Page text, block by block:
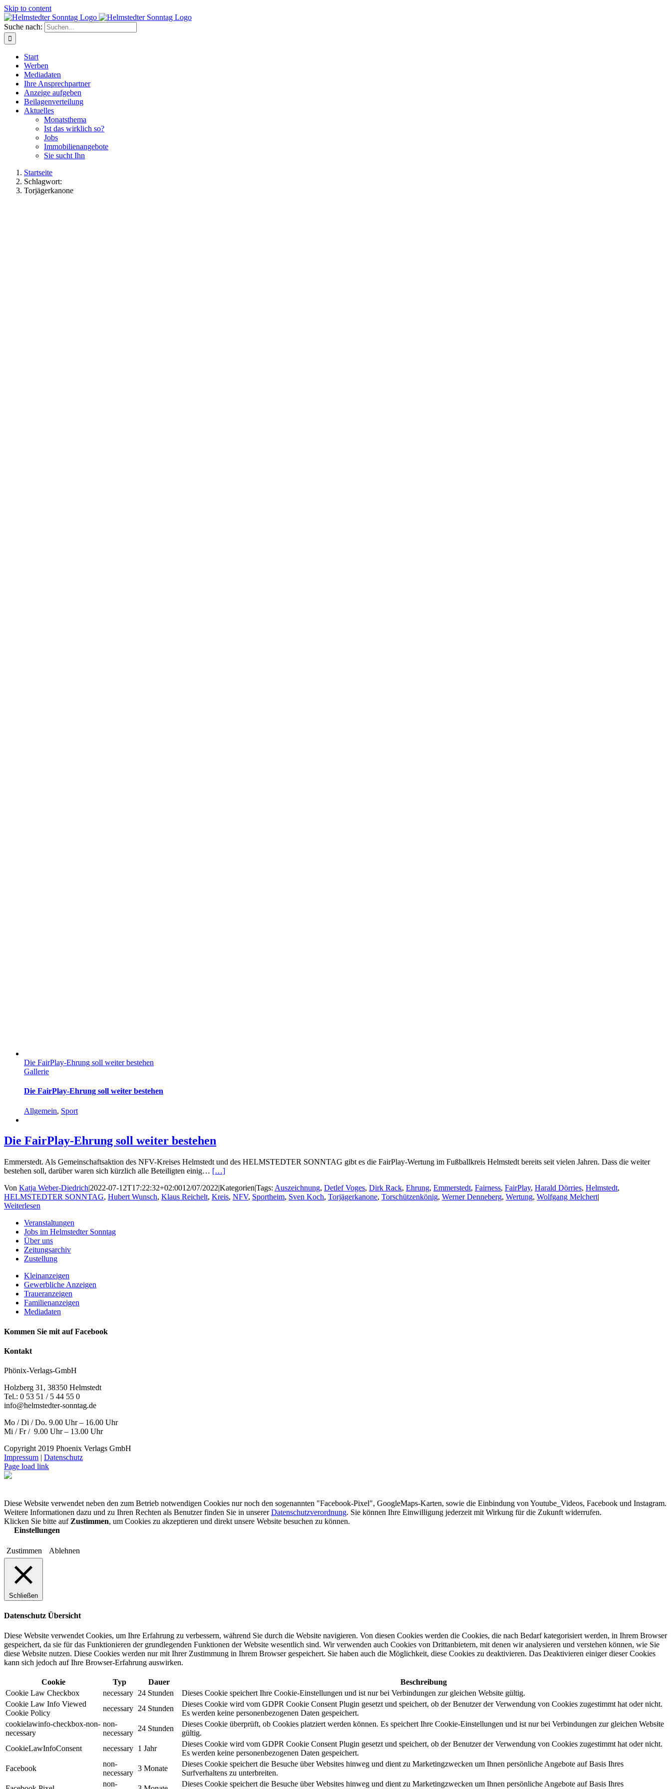
Skip to content
Suche nach:
Start
Werben
Mediadaten
Ihre Ansprechpartner
Anzeige aufgeben
Beilagenverteilung
Aktuelles
Monatsthema
Ist das wirklich so?
Jobs
Immobilienangebote
Sie sucht Ihn
Startseite
Schlagwort:
Torjägerkanone
Die FairPlay-Ehrung soll weiter bestehen
Gallerie
Die FairPlay-Ehrung soll weiter bestehen
Allgemein, Sport
Die FairPlay-Ehrung soll weiter bestehen
Emmerstedt. Als Gemeinschaftsaktion des NFV-Kreises Helmstedt und des HELMSTEDTER SONNTAG gibt es die FairPlay-Wertung im Fußballkreis Helmstedt bereits seit vielen Jahren. Dass die weiter
bestehen soll, darüber waren sich kürzlich alle Beteiligten einig… […]
Von Katja Weber-Diedrich|2022-07-12T17:22:32+02:0012/07/2022|Kategorien|Tags: Auszeichnung, Detlef Voges, Dirk Rack, Ehrung, Emmerstedt, Fairness, FairPlay, Harald Dörries, Helmstedt,
HELMSTEDTER SONNTAG, Hubert Wunsch, Klaus Reichelt, Kreis, NFV, Sportheim, Sven Koch, Torjägerkanone, Torschützenkönig, Werner Denneberg, Wertung, Wolfgang Melchert|
Weiterlesen
Veranstaltungen
Jobs im Helmstedter Sonntag
Über uns
Zeitungsarchiv
Zustellung
Kleinanzeigen
Gewerbliche Anzeigen
Traueranzeigen
Familienanzeigen
Mediadaten
Kommen Sie mit auf Facebook
Kontakt
Phönix-Verlags-GmbH
Holzberg 31, 38350 Helmstedt
Tel.: 0 53 51 / 5 44 55 0
info@helmstedter-sonntag.de
Mo / Di / Do. 9.00 Uhr – 16.00 Uhr
Mi / Fr / 9.00 Uhr – 13.00 Uhr
Copyright 2019 Phoenix Verlags GmbH
Impressum | Datenschutz
Page load link
Diese Website verwendet neben den zum Betrieb notwendigen Cookies nur noch den sogenannten "Facebook-Pixel", GoogleMaps-Karten, sowie die Einbindung von Youtube_Videos, Facebook und Instagram.
Weitere Informationen dazu und zu Ihren Rechten als Benutzer finden Sie in unsererDatenschutzverordnung. Sie können Ihre Einwilligung jederzeit mit Wirkung für die Zukunft widerrufen.
Klicken Sie bitte auf Zustimmen, um Cookies zu akzeptieren und direkt unsere Website besuchen zu können.
Einstellungen
Zustimmen Ablehnen
Schließen
Datenschutz Übersicht
Diese Website verwendet Cookies, um Ihre Erfahrung zu verbessern, während Sie durch die Website navigieren. Von diesen Cookies werden die Cookies, die nach Bedarf kategorisiert werden, in Ihrem Browser
gespeichert, da sie für das Funktionieren der grundlegenden Funktionen der Website wesentlich sind. Wir verwenden auch Cookies von Drittanbietern, mit denen wir analysieren und verstehen können, wie Sie
diese Website nutzen. Diese Cookies werden nur mit Ihrer Zustimmung in Ihrem Browser gespeichert. Sie haben auch die Möglichkeit, diese Cookies zu deaktivieren. Das Deaktivieren einiger dieser Cookies
kann sich jedoch auf Ihre Browser-Erfahrung auswirken.
Cookie Typ Dauer
Beschreibung
Cookie Law Checkbox
necessary 24 Stunden
Dieses Cookie speichert Ihre Cookie-Einstellungen und ist nur bei Verbindungen zur gleichen Website gültig.
Cookie Law Info Viewed
Cookie Policy
necessary 24 Stunden
Dieses Cookie wird vom GDPR Cookie Consent Plugin gesetzt und speichert, ob der Benutzer der Verwendung von Cookies zugestimmt hat oder nicht.
Es werden keine personenbezogenen Daten gespeichert.
cookielawinfo-checkbox-non-
necessary
non-
necessary
24 Stunden
Dieses Cookie überprüft, ob Cookies platziert werden können. Es speichert Ihre Cookie-Einstellungen und ist nur bei Verbindungen zur gleichen Website
gültig.
CookieLawInfoConsent
necessary 1 Jahr
Dieses Cookie wird vom GDPR Cookie Consent Plugin gesetzt und speichert, ob der Benutzer der Verwendung von Cookies zugestimmt hat oder nicht.
Es werden keine personenbezogenen Daten gespeichert.
Facebook
non-
necessary
3 Monate
Dieses Cookie speichert die Besuche über Websites hinweg und dient zu Marketingzwecken um Ihnen persönliche Angebote auf Basis Ihres
Surfverhaltens zu unterbreiten.
non-
Dieses Cookie speichert die Besuche über Websites hinweg und dient zu Marketingzwecken um Ihnen persönliche Angebote auf Basis Ihres